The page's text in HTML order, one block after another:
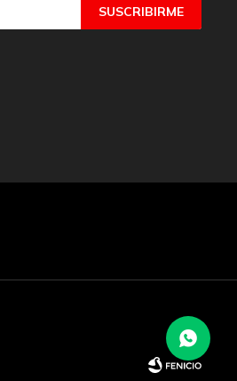
SUSCRIBIRME